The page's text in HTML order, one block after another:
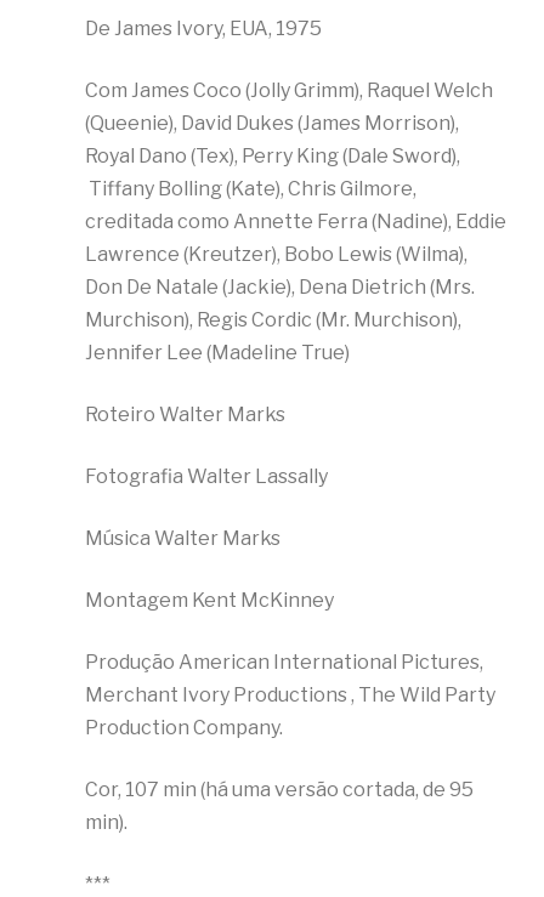
De James Ivory, EUA, 1975
Com James Coco (Jolly Grimm), Raquel Welch
(Queenie), David Dukes (James Morrison),
Royal Dano (Tex), Perry King (Dale Sword),
Tiffany Bolling (Kate), Chris Gilmore,
creditada como Annette Ferra (Nadine), Eddie
Lawrence (Kreutzer), Bobo Lewis (Wilma),
Don De Natale (Jackie), Dena Dietrich (Mrs.
Murchison), Regis Cordic (Mr. Murchison),
Jennifer Lee (Madeline True)
Roteiro Walter Marks
Fotografia Walter Lassally
Música Walter Marks
Montagem Kent McKinney
Produção American International Pictures,
Merchant Ivory Productions , The Wild Party
Production Company.
Cor, 107 min (há uma versão cortada, de 95
min).
***